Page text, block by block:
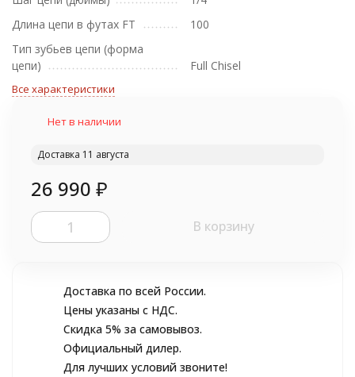
Длина цепи в футах FT
100
Тип зубьев цепи (форма
цепи)
Full Chisel
Все характеристики
Нет в наличии
Доставка 11 августа
26 990 ₽
В корзину
Доставка по всей России.
Цены указаны с НДС.
Скидка 5% за самовывоз.
Официальный дилер.
Для лучших условий звоните!